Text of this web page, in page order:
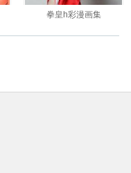
拳皇h彩漫画集